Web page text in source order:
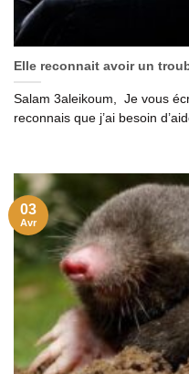
Elle reconnait avoir un
Salam 3aleikoum, Je vous
reconnais que j’ai besoin
03
Avr